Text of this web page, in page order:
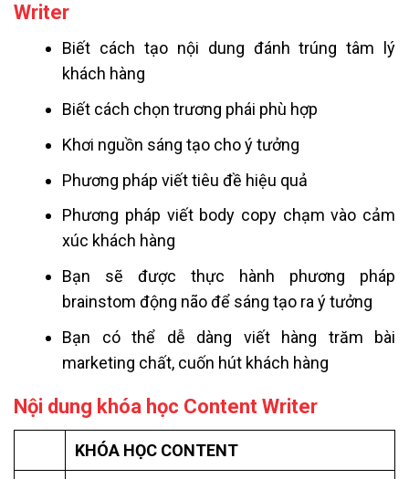
Writer
Biết cách tạo nội dung đánh trúng tâm lý
khách hàng
Biết cách chọn trương phái phù hợp
Khơi nguồn sáng tạo cho ý tưởng
Phương pháp viết tiêu đề hiệu quả
Phương pháp viết body copy chạm vào cảm
xúc khách hàng
Bạn sẽ được thực hành phương pháp
brainstom động não để sáng tạo ra ý tưởng
Bạn có thể dễ dàng viết hàng trăm bài
marketing chất, cuốn hút khách hàng
Nội dung khóa học Content Writer
KHÓA HỌC CONTENT